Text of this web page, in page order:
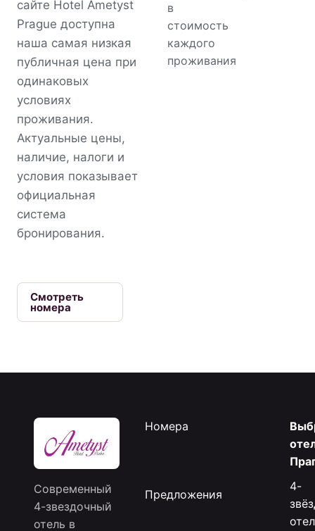
сайте Hotel Ametyst
Prague доступна
наша самая низкая
публичная цена при
одинаковых
условиях
проживания.
Актуальные цены,
наличие, налоги и
условия показывает
официальная
система
бронирования.
в
стоимость
каждого
проживания
Смотреть
номера
Современный
4-звездочный
отель в
Номера
Предложения
4-